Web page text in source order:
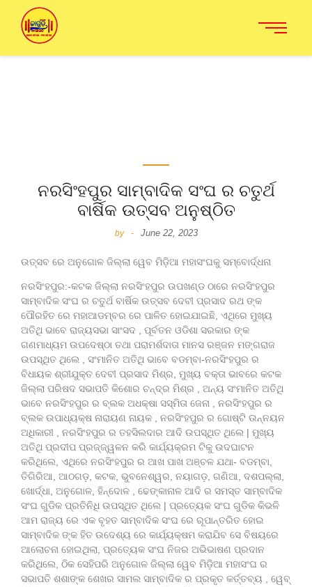
ନରସିଂହପୁର ସାମ୍ବାଦିକ ସଂଘ ର ଚତୁର୍ଥ
ବାର୍ଷିକ ଉତ୍ସବ ଅନୁଷ୍ଠିତ
by - June 22, 2023
ଉତ୍ସବ ରେ ଅନୁଗୋଳ ଜିଲ୍ଲା ୱେବ ମିଡ଼ିଆ ମହାସଂଘକୁ ସମ୍ବୋର୍ଦ୍ଧନା
ନରସିଂହପୁର:-କଟକ ଜିଲ୍ଲା ନରସିଂହପୁର ଉପଖଣ୍ଡ ଠାରେ ନରସିଂହପୁର
ସାମ୍ବାଦିକ ସଂଘ ର ଚତୁର୍ଥ ବାର୍ଷିକ ଉତ୍ସବ ଦେବୀ ପ୍ରସାଦ ରଥ ଙ୍କ
ପୌରହିତ ରେ ମହାଆଡମ୍ବର ରେ ପାଳିତ ହୋଇଯାଇଛି, ଏଥିରେ ମୁଖ୍ୟ
ଅତିଥି ଭାବେ ରାଜ୍ୟସଭା ସାଂସଦ , ପୂର୍ବତନ ଓଡିଶା ସରକାର ଙ୍କ
ଗଣମାଧ୍ୟମ ଉପଦେଷ୍ଠା ତଥା ପରାମର୍ଶଦାତା ମାନସ ରଞ୍ଜନ ମଙ୍ଗରାଜ
ଉପସ୍ଥିତ ଥିଲେ , ସଂମାନିତ ଅତିଥି ଭାବେ ବଡମ୍ବା-ନରସିଂହପୁର ର
ବିଧାୟକ ଶ୍ରୀଯୁକ୍ତ ଦେବୀ ପ୍ରସାଦ ମିଶ୍ର, ମୁଖ୍ୟ ବକ୍ତା ଭାବରେ କଟକ
ଜିଲ୍ଲା ପରିଷଦ ସଭାପତି କିଶୋର ଚନ୍ଦ୍ର ମିଶ୍ର , ଅନ୍ୟ ସଂମାନିତ ଅତିଥି
ଭାବେ ନରସିଂହପୁର ର ବ୍ଲକ ଅଧକ୍ଷା ସସ୍ମିତା ଜେନା , ନରସିଂହପୁର ର
ବ୍ଲକ ଉପାଧ୍ୟକ୍ଷ ନାରାୟଣ ନାୟକ , ନରସିଂହପୁର ର ଗୋଷ୍ଟି ଉନ୍ନୟନ
ଅଧିକାରୀ , ନରସିଂହପୁର ର ତହସିଲଦାର ଆଦି ଉପସ୍ଥିତ ଥିଲେ | ମୁଖ୍ୟ
ଅତିଥି ପ୍ରଦୀପ ପ୍ରଜ୍ଜ୍ୱଳନ କରି କାର୍ଯ୍ୟକ୍ରମ ଟିକୁ ଉଦଘାଟନ
କରିଥିଲେ, ଏଥିରେ ନରସିଂହପୁର ର ଆଖ ପାଖ ଅଞ୍ଚଳ ଯଥା- ବଡମ୍ବା,
ତିଗିରିଆ, ଆଠଗଡ଼, କଟକ, ଭୁବନେଶ୍ୱର, ନୟାଗଡ଼, ଗଣିଆ, ଦଶପଲ୍ଲା,
ଖୋର୍ଦ୍ଧା, ଅନୁଗୋଳ, ହିନ୍ଦୋଳ , ଢେଙ୍କାନାଳ ଆଦି ର ସମସ୍ତ ସାମ୍ବାଦିକ
ସଂଘ ଗୁଡିକ ପ୍ରତିନିଧି ଉପସ୍ଥିତ ଥିଲେ | ପ୍ରତ୍ୟେକ ସଂଘ ଗୁଡିକ କିଭଳି
ଆମ ରାଜ୍ୟ ରେ ଏକ ବୃହତ ସାମ୍ବାଦିକ ସଂଘ ରେ ରୂପାନ୍ତରିତ ହୋଇ
ସାମ୍ବାଦିକ ଙ୍କ ହିତ ଉଦେଶ୍ୟ ରେ କାର୍ଯ୍ୟକ୍ଷମ କରାଯିବ ସେ ବିଷୟରେ
ଆଲୋଚନା ହୋଇଥିଲା, ପ୍ରତ୍ୟେକ ସଂଘ ନିଜର ଅଭିଭାଷଣ ପ୍ରଦାନ
କରିଥିଲେ, ଠିକ ସେହିପରି ଅନୁଗୋଳ ଜିଲ୍ଲା ୱେବ ମିଡ଼ିଆ ମହାସଂଘ ର
ସଭାପତି ଶଶାଙ୍କ ଶେଖର ସାମଲ ସାମ୍ବାଦିକ ର ପ୍ରକୃତ କର୍ତ୍ତବ୍ୟ , ୱେବ୍